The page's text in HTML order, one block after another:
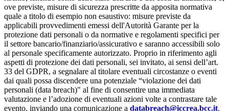
ove previste, misure di sicurezza prescritte da apposita normativa
quale a titolo di esempio non esaustivo: misure previste da
applicabili provvedimenti emessi dell'Autorità Garante per la
protezione dati personali o da normative e regolamenti specifici per
il settore bancario/finanziario/assicurativo e saranno accessibili solo
al personale specificamente autorizzato. Proprio in riferimento agli
aspetti di protezione dei dati personali, sei invitato, ai sensi dell’art.
33 del GDPR, a segnalare al titolare eventuali circostanze o eventi
dai quali possa discendere una potenziale “violazione dei dati
personali (data breach)" al fine di consentire una immediata
valutazione e l’adozione di eventuali azioni volte a contrastare tale
evento, inviando una comunicazione a databreach@iccrea.bcc.it.